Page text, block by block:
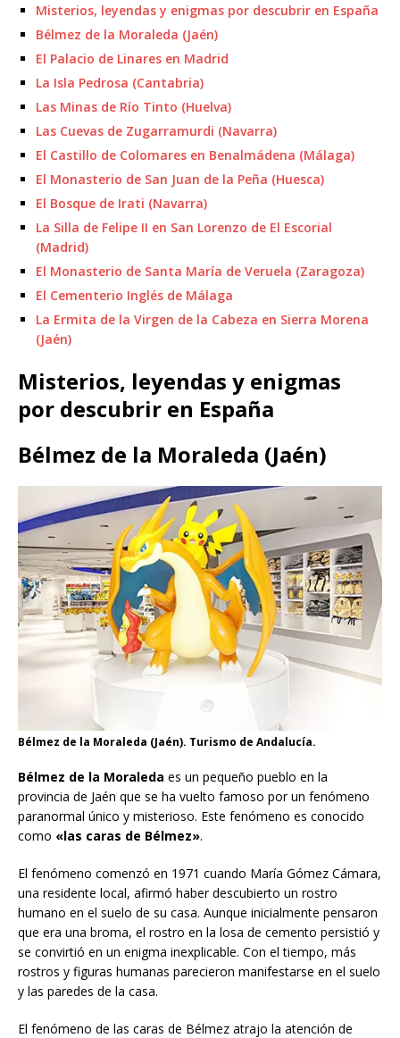
Misterios, leyendas y enigmas por descubrir en España
Bélmez de la Moraleda (Jaén)
El Palacio de Linares en Madrid
La Isla Pedrosa (Cantabria)
Las Minas de Río Tinto (Huelva)
Las Cuevas de Zugarramurdi (Navarra)
El Castillo de Colomares en Benalmádena (Málaga)
El Monasterio de San Juan de la Peña (Huesca)
El Bosque de Irati (Navarra)
La Silla de Felipe II en San Lorenzo de El Escorial
(Madrid)
El Monasterio de Santa María de Veruela (Zaragoza)
El Cementerio Inglés de Málaga
La Ermita de la Virgen de la Cabeza en Sierra Morena
(Jaén)
Misterios, leyendas y enigmas
por descubrir en España
Bélmez de la Moraleda (Jaén)
Bélmez de la Moraleda (Jaén). Turismo de Andalucía.
Bélmez de la Moraleda es un pequeño pueblo en la
provincia de Jaén que se ha vuelto famoso por un fenómeno
paranormal único y misterioso. Este fenómeno es conocido
como «las caras de Bélmez».
El fenómeno comenzó en 1971 cuando María Gómez Cámara,
una residente local, afirmó haber descubierto un rostro
humano en el suelo de su casa. Aunque inicialmente pensaron
que era una broma, el rostro en la losa de cemento persistió y
se convirtió en un enigma inexplicable. Con el tiempo, más
rostros y figuras humanas parecieron manifestarse en el suelo
y las paredes de la casa.
El fenómeno de las caras de Bélmez atrajo la atención de